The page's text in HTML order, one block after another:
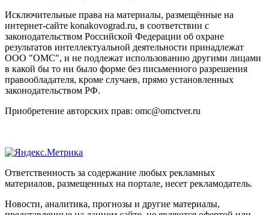
Исключительные права на материалы, размещённые на
интернет-сайте konakovograd.ru, в соответствии с
законодательством Российской Федерации об охране
результатов интеллектуальной деятельности принадлежат
ООО "ОМС", и не подлежат использованию другими лицами
в какой бы то ни было форме без письменного разрешения
правообладателя, кроме случаев, прямо установленных
законодательством РФ.
Приобретение авторских прав: omc@omctver.ru
Ответственность за содержание любых рекламных
материалов, размещенных на портале, несет рекламодатель.
Новости, аналитика, прогнозы и другие материалы,